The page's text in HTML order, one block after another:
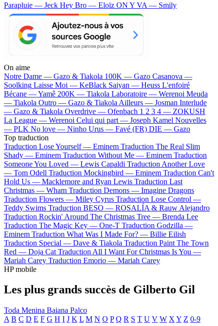
Parapluie — Jeck Hey Bro — Eloïz ON Y VA — Smily
On aime
Notre Dame — Gazo & Tiakola 100K — Gazo Casanova —
Soolking Laisse Moi — KeBlack Saiyan — Heuss L'enfoiré
Bécane —Yamê 200K — Tiakola Laboratoire — Werenoi Meuda
— Tiakola Outro — Gazo & Tiakola Ailleurs — Josman Interlude
— Gazo & Tiakola Overdrive — Ofenbach 1 2 3 4 — ZOKUSH
La League — Werenoi Celui qui part — Joseph Kamel Nouvelles
— PLK No love — Ninho Urus — Favé (FR) DIE — Gazo
Top traduction
Traduction Lose Yourself — Eminem Traduction The Real Slim
Shady — Eminem Traduction Without Me — Eminem Traduction
Someone You Loved — Lewis Capaldi Traduction Another Love
— Tom Odell Traduction Mockingbird — Eminem Traduction Can't
Hold Us — Macklemore and Ryan Lewis Traduction Last
Christmas — Wham Traduction Demons — Imagine Dragons
Traduction Flowers — Miley Cyrus Traduction Lose Control —
Teddy Swims Traduction BESO — ROSALÍA & Rauw Alejandro
Traduction Rockin' Around The Christmas Tree — Brenda Lee
Traduction The Magic Key — One-T Traduction Godzilla —
Eminem Traduction What Was I Made For? — Billie Eilish
Traduction Special — Dave & Tiakola Traduction Paint The Town
Red — Doja Cat Traduction All I Want For Christmas Is You —
Mariah Carey Traduction Emorio — Mariah Carey
HP mobile
Les plus grands succès de Gilberto Gil
Toda Menina Baiana Palco
A B C D E F G H I J K L M N O P Q R S T U V W X Y Z 0-9